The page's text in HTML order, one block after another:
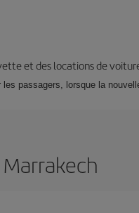
et des locations de
passagers, lorsque la